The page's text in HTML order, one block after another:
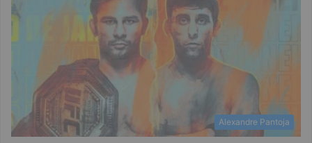
Alexandre Pantoja